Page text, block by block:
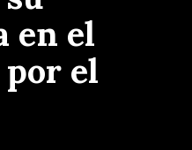
en el
por el